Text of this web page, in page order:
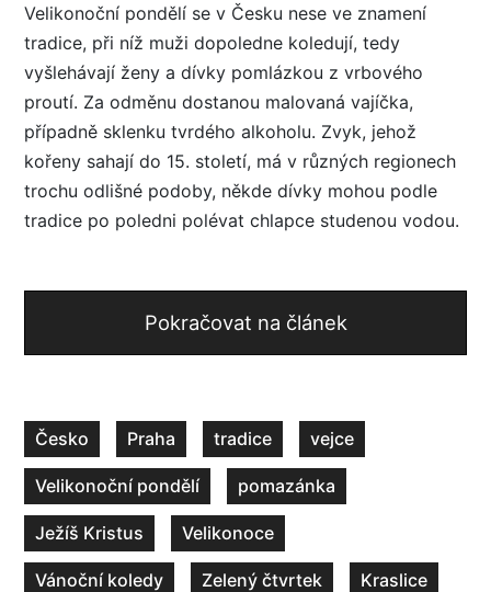
Velikonoční pondělí se v Česku nese ve znamení
tradice, při níž muži dopoledne koledují, tedy
vyšlehávají ženy a dívky pomlázkou z vrbového
proutí. Za odměnu dostanou malovaná vajíčka,
případně sklenku tvrdého alkoholu. Zvyk, jehož
kořeny sahají do 15. století, má v různých regionech
trochu odlišné podoby, někde dívky mohou podle
tradice po poledni polévat chlapce studenou vodou.
Pokračovat na článek
Česko Praha tradice vejce
Velikonoční pondělí pomazánka
Ježíš Kristus Velikonoce
Vánoční koledy Zelený čtvrtek Kraslice